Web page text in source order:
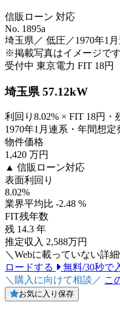
信販ローン 対応
No. 1895a
埼玉県／ 低圧／1970年1
※掲載写真はイメージです
受付中 東京電力 FIT 18円
埼玉県 57.12kW
利回り8.02% × FIT 18円・
1970年1月連系・年間想定
物件価格
1,420 万円
▲ 信販ローン対応
表面利回り
8.02%
業界平均比 -2.48 %
FIT残年数
残 14.3 年
推定収入 2,588万円
＼Webに載っていない詳
ロードする
無料/30秒で
＼購入に向けて相談／ こ
お気に入り保存